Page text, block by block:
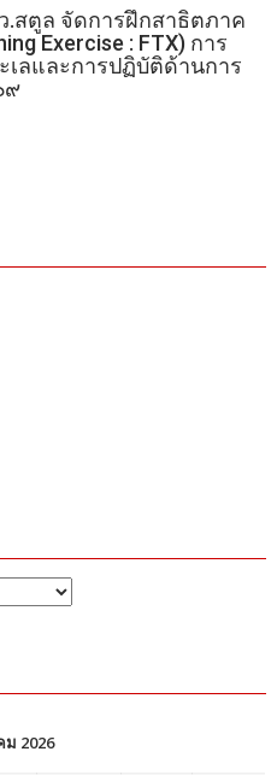
.สตูล จัดการฝึกสาธิตภาค
Exercise : FTX) การ
เลและการปฏิบัติด้านการ
๙
ม 2026